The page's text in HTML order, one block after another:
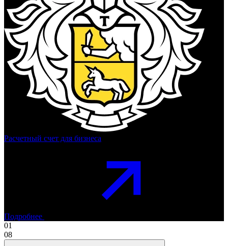
Расчетный счет для бизнеса
Подробнее
01
08